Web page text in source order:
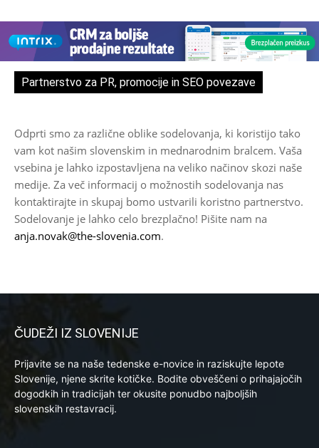
Partnerstvo za PR, promocije in SEO povezave
Odprti smo za različne oblike sodelovanja, ki koristijo tako
vam kot našim slovenskim in mednarodnim bralcem. Vaša
vsebina je lahko izpostavljena na veliko načinov skozi naše
medije. Za več informacij o možnostih sodelovanja nas
kontaktirajte in skupaj bomo ustvarili koristno partnerstvo.
Sodelovanje je lahko celo brezplačno! Pišite nam na
anja.novak@the-slovenia.com.
ČUDEŽI IZ SLOVENIJE
Prijavite se na naše tedenske e-novice in raziskujte lepote
Slovenije, njene skrite kotičke. Bodite obveščeni o prihajajočih
dogodkih in tradicijah ter okusite ponudbo najboljših
slovenskih restavracij.